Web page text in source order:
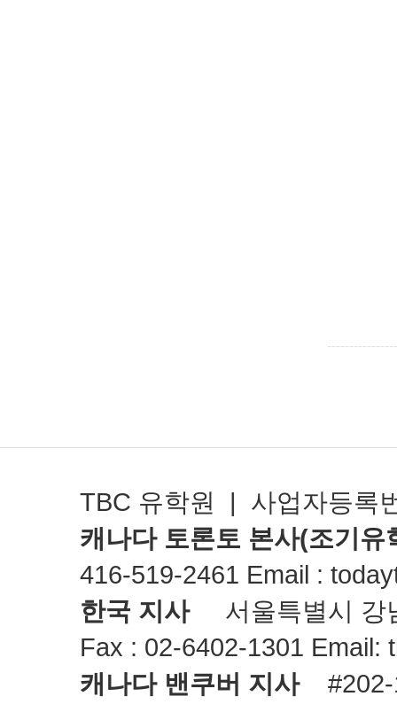
TBC 유학원 | 사업자등록
캐나다 토론토 본사(조기유
416-519-2461 Email :
한국 지사서울특별시 강남
Fax : 02-6402-1301 Email:
캐나다 밴쿠버 지사#202-